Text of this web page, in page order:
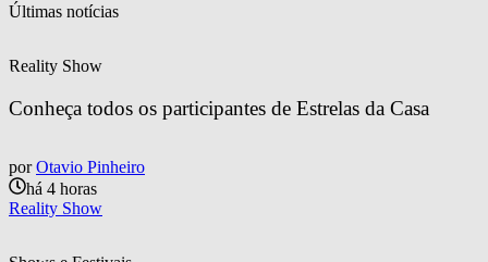
Últimas notícias
Reality Show
Conheça todos os participantes de Estrelas da Casa
por Otavio Pinheiro
há 4 horas
Reality Show